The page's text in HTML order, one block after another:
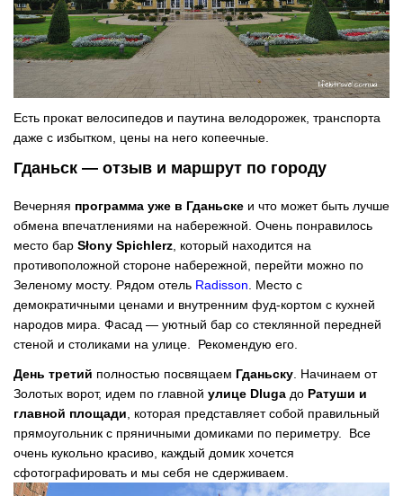
Есть прокат велосипедов и паутина велодорожек, транспорта
даже с избытком, цены на него копеечные.
Гданьск — отзыв и маршрут по городу
Вечерняя программа уже в Гданьске и что может быть лучше
обмена впечатлениями на набережной. Очень понравилось
место бар Słony Spichlerz , который находится на
противоположной стороне набережной, перейти можно по
Зеленому мосту. Рядом отель Radisson . Место с
демократичными ценами и внутренним фуд-кортом с кухней
народов мира. Фасад — уютный бар со стеклянной передней
стеной и столиками на улице. Рекомендую его.
День третий полностью посвящаем Гданьску . Начинаем от
Золотых ворот, идем по главной улице Dluga до Ратуши и
главной площади , которая представляет собой правильный
прямоугольник с пряничными домиками по периметру. Все
очень кукольно красиво, каждый домик хочется
сфотографировать и мы себя не сдерживаем.